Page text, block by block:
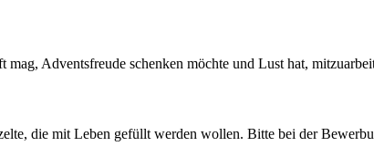
Adventsfreude schenken möchte und Lust hat,
die mit Leben gefüllt werden wollen. Bitte bei der